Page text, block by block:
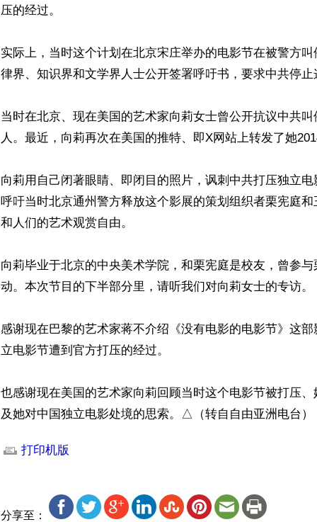
压的经过。
实际上，当时这个计划在北京宋庄举办的电影节在被警方
律界、知识界和文学界人士公开签署呼吁书，要求中共停止
当时在北京、现在美国的艺术家向莉女士曾公开抗议中共
人。最近，向莉再次在美国的推特、即X网站上转发了她
向莉用自己闭著眼睛、即闭目的照片，讽刺中共打压独立电
呼吁当时北京通州警方释放这个影展的策划组织者栗宪庭
和人们的艺术观赏自由。
向莉毕业于北京的中央美术学院，和栗宪庭是校友，曾参
动。本次节目的下半部分里，请听我们对向莉女士的专访。
感谢现在巴黎的艺术家蒋不介绍《没有电影的电影节》这
立电影节遭到官方打压的经过。
也感谢现在美国的艺术家向莉回顾当时这个电影节被打压
及她对中国独立电影处境的思索。△（转自自由亚洲电台）
打印机版
分享至：